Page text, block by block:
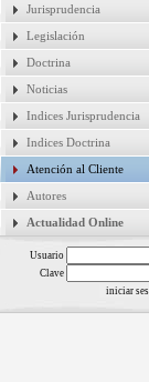
Jurisprudencia
Legislación
Doctrina
Noticias
Indices Jurisprudencia
Indices Doctrina
Atención al Cliente
Autores
Actualidad Online
Usuario
Clave